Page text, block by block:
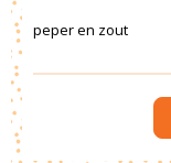
peper en zout